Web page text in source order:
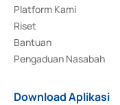
Platform Kami
Riset
Bantuan
Pengaduan Nasabah
Download Aplikasi